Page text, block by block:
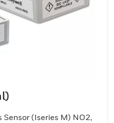
(Iseries M) NO2,